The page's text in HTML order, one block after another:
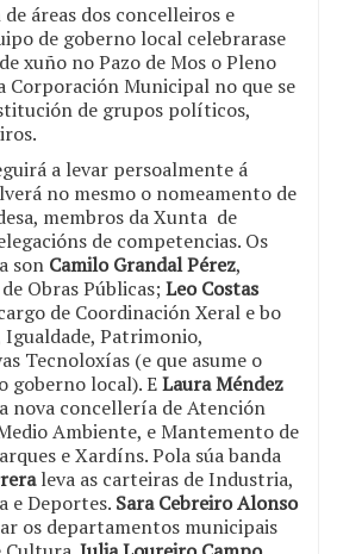
áreas dos concelleiros e
de goberno local celebrarase
xuño no Pazo de Mos o Pleno
Corporación Municipal no que se
de grupos políticos,
a levar persoalmente á
no mesmo o nomeamento de
membros da Xunta de
de competencias. Os
son Camilo Grandal Pérez,
Obras Públicas; Leo Costas
de Coordinación Xeral e bo
Igualdade, Patrimonio,
Tecnoloxías (e que asume o
goberno local). ELaura Méndez
nova concellería de Atención
Ambiente, e Mantemento de
e Xardíns. Pola súa banda
leva as carteiras de Industria,
e Deportes. Sara Cebreiro Alonso
os departamentos municipais